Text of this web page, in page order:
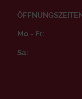
Mo - Fr:
Sa: